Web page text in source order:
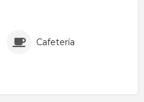
Cafetería